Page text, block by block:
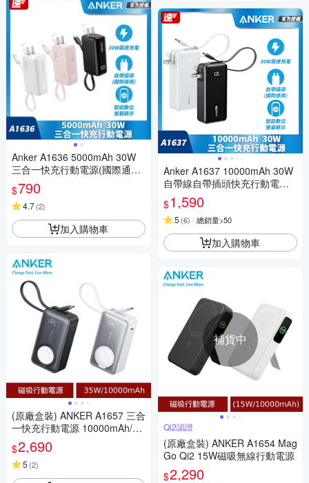
Anker A1636 5000mAh 30W
三合一快充行動電源(國際通用
插頭)
$790
4.7(2)
加入購物車
(原廠盒裝) ANKER A1657 三合
一快充行動電源 10000mAh/35
W/Type-C)
$2,690
5 (2)
Anker A1637 10000mAh 30W
自帶線自帶插頭快充行動電源
(國際通用插頭)
$1,590
5 (6) 總銷量>50
加入購物車
補貨中
Qi2認證
(原廠盒裝) ANKER A1654 Mag
Go Qi2 15W磁吸無線行動電源
$2,290